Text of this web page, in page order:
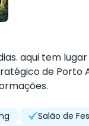
aqui tem
de
Salão de